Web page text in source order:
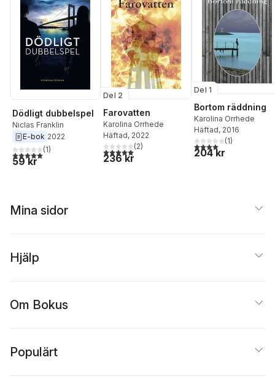
Dödligt dubbelspel
Niclas Franklin
E-bok 2022
5,0utav 5 stjärnor. Totalt antal röster:
(1)
59 kr
Del 2
Farovatten
Karolina Orrhede
Häftad, 2022
5,0utav 5 stjärnor. Totalt antal röster:
(2)
236 kr
Del 1
Bortom räddning
Karolina Orrhede
Häftad, 2016
4,0utav 5 stjärnor.
(1)
204 kr
Mina sidor
Hjälp
Om Bokus
Populärt